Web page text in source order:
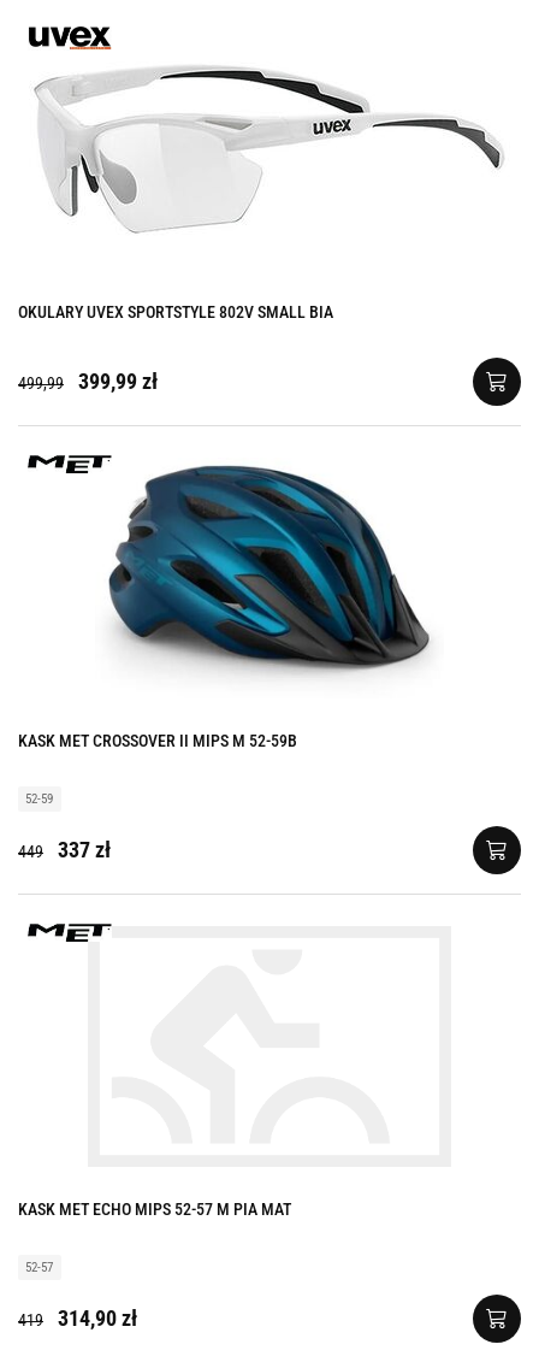
OKULARY UVEX SPORTSTYLE 802V SMALL BIA
499,99 399,99 zł
KASK MET CROSSOVER II MIPS M 52-59B
52-59
449 337 zł
KASK MET ECHO MIPS 52-57 M PIA MAT
52-57
419 314,90 zł